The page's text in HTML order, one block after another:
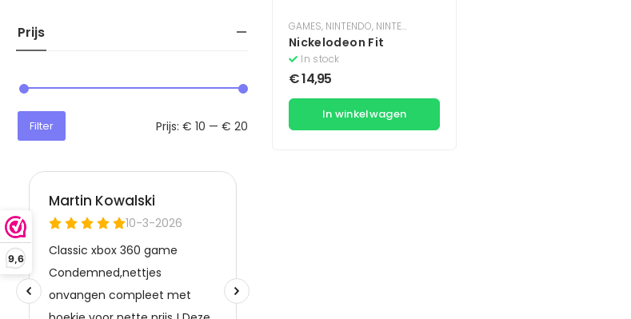
9,6
Prijs
Filter Prijs: € 10 — € 20
GAMES, NINTENDO, NINTENDO WII
Nickelodeon Fit
In stock
€14,95
In winkelwagen